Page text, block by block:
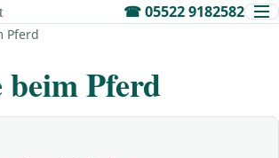
☎05522 9182582
Pferd
Pferd